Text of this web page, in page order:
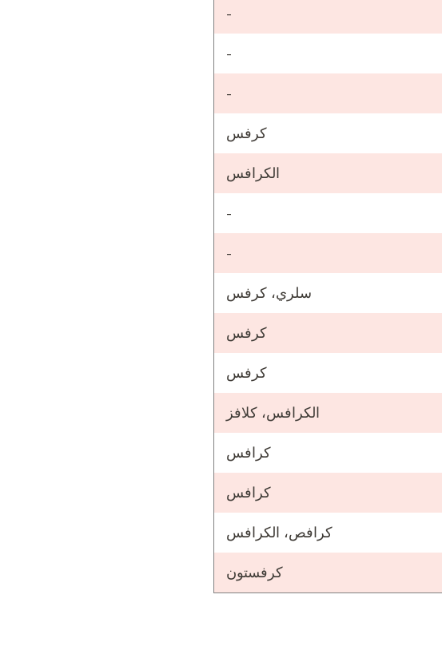
-
-
-
كرفس
الكرافس
-
-
سلري، كرفس
كرفس
كرفس
الكرافس، كلافز
كرافس
كرافس
كرافص، الكرافس
كرفستون